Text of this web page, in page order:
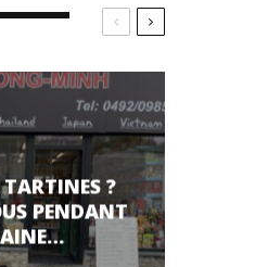
TARTINES ?
PENDANT